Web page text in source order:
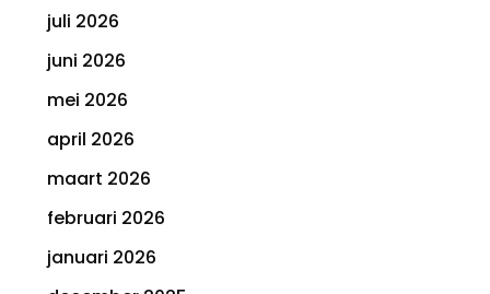
juli 2026
juni 2026
mei 2026
april 2026
maart 2026
februari 2026
januari 2026